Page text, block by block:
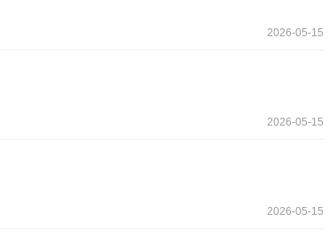
2026-05-15
2026-05-15
2026-05-15